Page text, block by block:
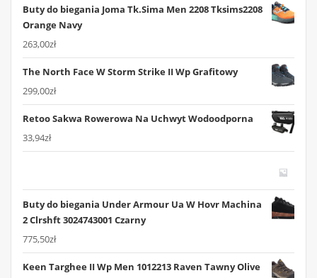
Buty do biegania Joma Tk.Sima Men 2208 Tksims2208
Orange Navy
263,00zł
The North Face W Storm Strike II Wp Grafitowy
299,00zł
Retoo Sakwa Rowerowa Na Uchwyt Wodoodporna
33,94zł
Buty do biegania Under Armour Ua W Hovr Machina
2 Clrshft 3024743001 Czarny
775,50zł
Keen Targhee II Wp Men 1012213 Raven Tawny Olive